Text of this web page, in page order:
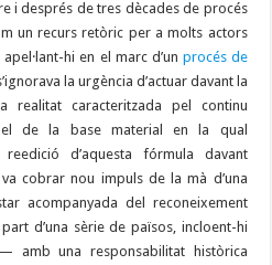
i després de tres dècades de procés
un recurs retòric per a molts actors
hi en el marc d’un procés de
la urgència d’actuar davant la
realitat caracteritzada pel continu
de la base material en la qual
d’aquesta fórmula davant
cobrar nou impuls de la mà d’una
acompanyada del reconeixement
d’una sèrie de països, incloent-hi
amb una responsabilitat històrica